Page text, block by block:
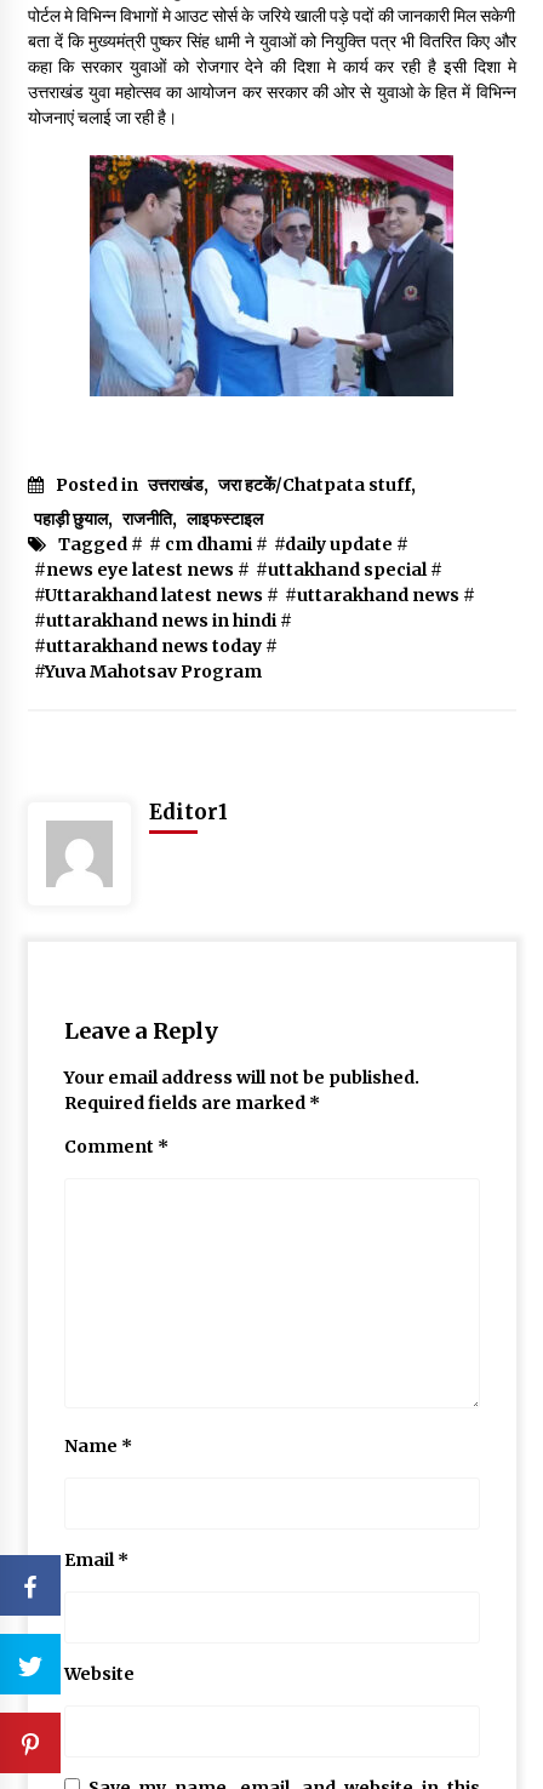
Thought Of The Day 11 May
May 11, 2022
Thought Of The Day 10 May
May 10, 2022
Thought Of The Day 9 May
May 9, 2022
पोर्टल मे विभिन्न विभागों मे आउट सोर्स के जरिये खाली पड़े पदों की जानकारी मिल सकेगी
बता दें कि मुख्यमंत्री पुष्कर सिंह धामी ने युवाओं को नियुक्ति पत्र भी वितरित किए और
कहा कि सरकार युवाओं को रोजगार देने की दिशा मे कार्य कर रही है इसी दिशा मे
उत्तराखंड युवा महोत्सव का आयोजन कर सरकार की ओर से युवाओ के हित में विभिन्न
योजनाएं चलाई जा रही है।
Posted in उत्तराखंड, जरा हटकें/Chatpata stuff,
पहाड़ी छुयाल, राजनीति, लाइफस्टाइल
Tagged # # cm dhami# #daily update #
#news eye latest news # #uttakhand special#
#Uttarakhand latest news # #uttarakhand news #
#uttarakhand news in hindi#
#uttarakhand news today#
#Yuva Mahotsav Program
Editor1
Leave a Reply
Your email address will not be published.
Required fields are marked *
Comment *
Name *
Email*
Website